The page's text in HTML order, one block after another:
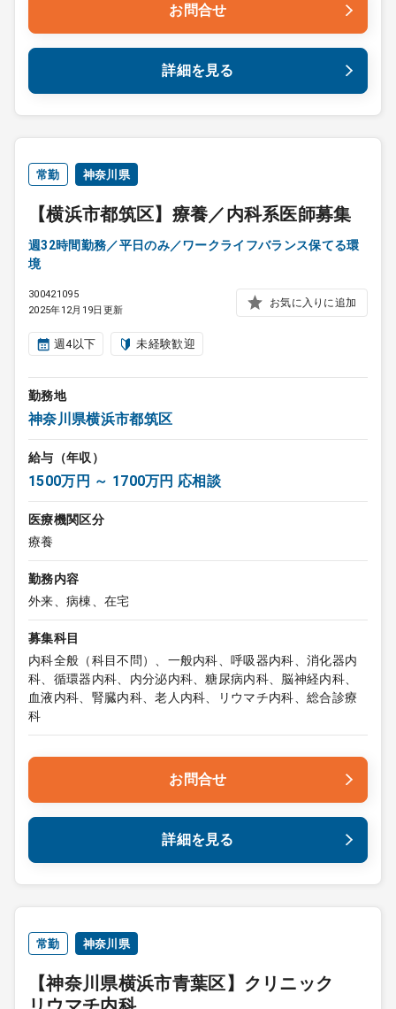
お問合せ
詳細を見る
常勤 神奈川県
【横浜市都筑区】療養／内科系医師募集
週32時間勤務／平日のみ／ワークライフバランス保てる環
境
300421095
2025年12月19日更新
お気に入りに追加
週4以下 未経験歓迎
勤務地
神奈川県横浜市都筑区
給与（年収）
1500万円 ～ 1700万円 応相談
医療機関区分
療養
勤務内容
外来、病棟、在宅
募集科目
内科全般（科目不問）、一般内科、呼吸器内科、消化器内
科、循環器内科、内分泌内科、糖尿病内科、脳神経内科、
血液内科、腎臓内科、老人内科、リウマチ内科、総合診療
科
お問合せ
詳細を見る
常勤 神奈川県
【神奈川県横浜市青葉区】クリニック